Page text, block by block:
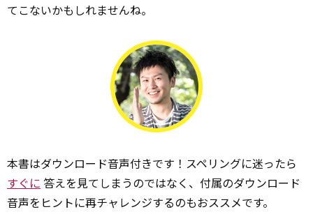
てこないかもしれませんね。
本書はダウンロード音声付きです！スペリングに迷ったら
すぐに 答えを見てしまうのではなく、付属のダウンロード
音声をヒントに再チャレンジするのもおススメです。